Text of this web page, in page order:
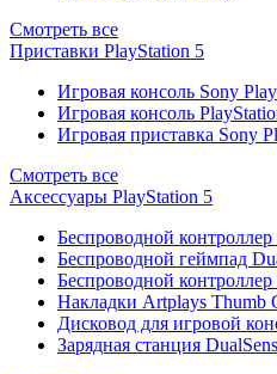
Смотреть все
Приставки PlayStation 5
Игровая консоль Sony
Игровая консоль
Игровая приставка Sony
Смотреть все
Аксессуары PlayStation 5
Беспроводной
Беспроводной геймпад
Беспроводной
Накладки Artplays Thumb
Дисковод для игровой
Зарядная станция